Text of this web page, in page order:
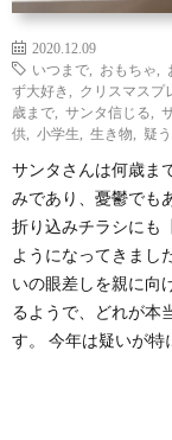
2020.12.09
いつまで
おもちゃ
ず大好き
クリスマスプ
歳まで
サンタ信じる
供
小学生 生き物 疑う
サンタさんは何歳ま
みであり、憂鬱でも
折り込みチラシにも
ようになってきまし
いの眼差しを親に向
るようで、どれが本
す。 今年は疑いが特